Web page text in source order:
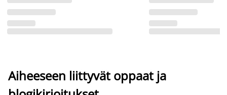
Aiheeseen liittyvät oppaat ja